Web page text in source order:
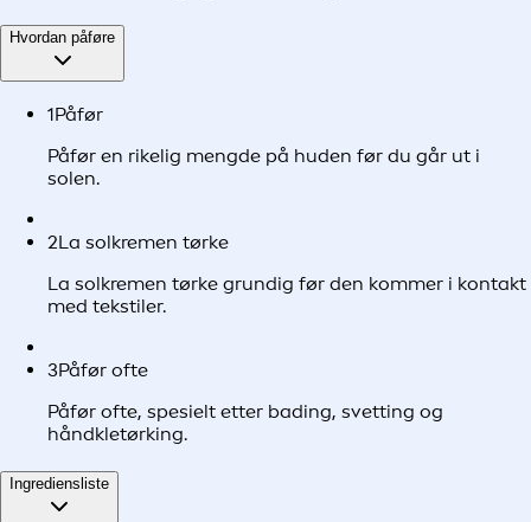
Hvordan påføre
1Påfør
Påfør en rikelig mengde på huden før du går ut i
solen.
2La solkremen tørke
La solkremen tørke grundig før den kommer i kontakt
med tekstiler.
3Påfør ofte
Påfør ofte, spesielt etter bading, svetting og
håndkletørking.
Ingrediensliste